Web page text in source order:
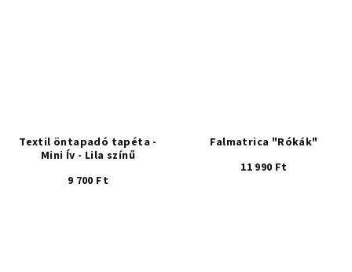
Textil öntapadó tapéta -
Mini Ív - Lila színű
9 700 Ft
Falmatrica "Rókák"
11 990 Ft